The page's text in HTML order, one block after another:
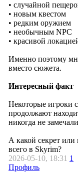
• случайной
• новым квестом
• редким оружием
• необычным NPC
• красивой
Именно поэтому
вместо сюжета.
Интересный факт
Некоторые игроки
продолжают
никогда не
А какой секрет
всего в Skyrim?
2026-05-10, 18:31 1
Профиль